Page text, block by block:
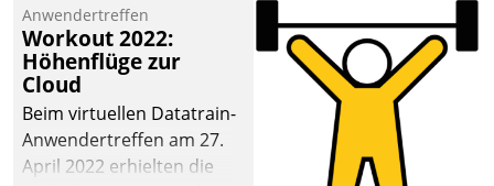
Anwendertreffen
Workout 2022:
Höhenflüge zur
Cloud
Beim virtuellen Datatrain-
Anwendertreffen am 27.
April 2022 erhielten die